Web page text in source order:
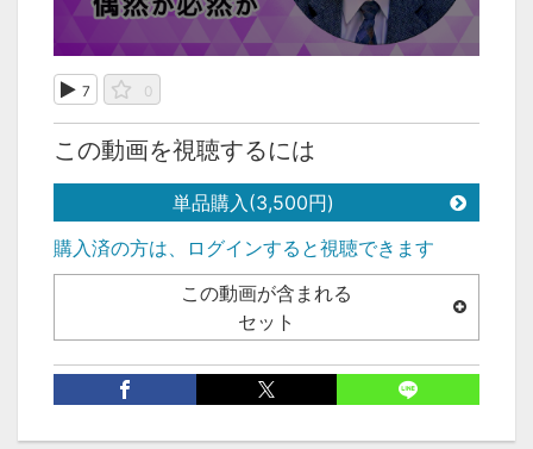
7 0
この動画を視聴するには
単品購入(3,500円)
購入済の方は、ログインすると視聴できます
この動画が含まれる
セット
次の動画 前の動画